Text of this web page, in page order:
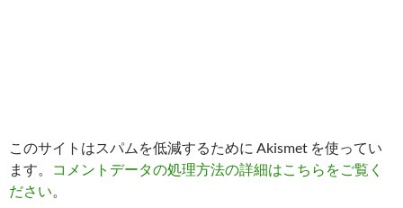
このサイトはスパムを低減するために Akismet を使ってい
ます。
コメントデータの処理方法の詳細はこちらをご覧く
ださい。